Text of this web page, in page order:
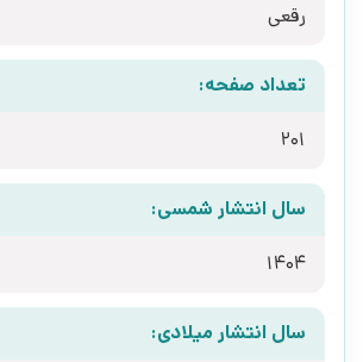
رقعی
تعداد صفحه:
201
سال انتشار شمسی:
1404
سال انتشار میلادی: